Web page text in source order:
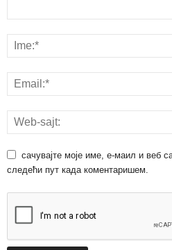
сачувајте моје име, е-маил и веб
следећи пут када коментаришем.